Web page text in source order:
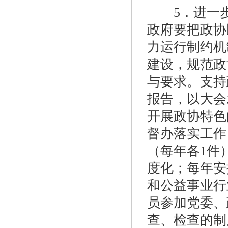
5．进一步
政府要把政
力运行制约
建设，规范
与要求。支
报告，以大
开展政协特
督办落实工
（每年各1
度化；每年
和公益事业
员参加党委
查、检查的